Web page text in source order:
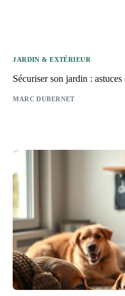
JARDIN & EXTÉRIEUR
Sécuriser son jardin :
MARC DUBERNET